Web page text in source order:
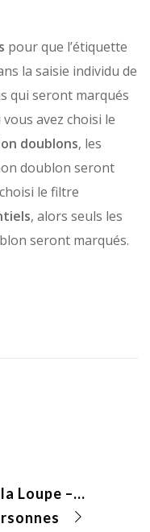
pour que l’étiquette
la saisie individu de
qui seront marqués
avez choisi le
doublons, les
doublon seront
le filtre
, alors seuls les
seront marqués.
(PRO) Le Monde à la Loupe – Répartition Géographique